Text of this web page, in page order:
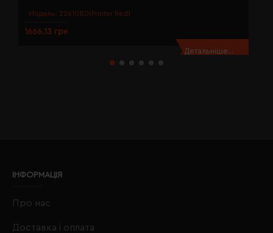
Модель: 2261080(Printer Red)
1666.13 грн
Детальніше...
ІНФОРМАЦІЯ
Про нас
Доставка і оплата